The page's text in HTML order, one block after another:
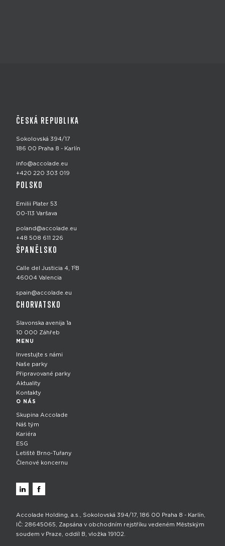
ČESKÁ REPUBLIKA
Sokolovská 394/17
186 00 Praha 8 - Karlín
info@accolade.eu
+420 220 303 019
POLSKO
Emilii Plater 53
00-113 Varšava
poland@accolade.eu
+48 508 611 226
ŠPANĚLSKO
Calle del Justicia 4, 1ºB
46004 Valencia
spain@accolade.eu
CHORVATSKO
Slavonska avenija 1a
10 000 Záhřeb
MENU
Investujte s námi
Naše parky
Připravované parky
Aktuality
Kontakty
O NÁS
Skupina Accolade
Náš tým
Kariéra
ESG
Letiště Brno‑Tuřany
Členové koncernu
Accolade Holding, a.s., Sokolovská 394/17, 186 00 Praha 8 - Karlín,
IČ: 28645065, Zapsána v obchodním rejstříku vedeném Městským
soudem v Praze, oddíl B, vložka 19102.